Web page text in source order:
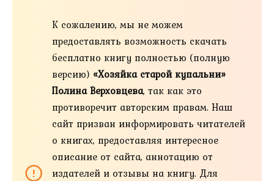
К сожалению, мы не можем
предоставлять возможность скачать
бесплатно книгу полностью (полную
версию) «Хозяйка старой купальни»
Полина Верховцева, так как это
противоречит авторским правам. Наш
сайт призван информировать читателей
о книгах, предоставляя интересное
описание от сайта, аннотацию от
издателей и отзывы на книгу. Для